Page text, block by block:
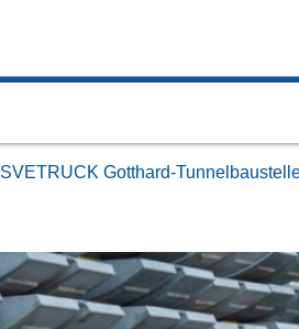
SVETRUCK Gotthard-